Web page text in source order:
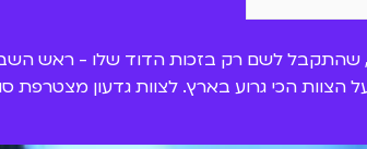
הצוות הכי גרוע בארץ. לצוות גדעון